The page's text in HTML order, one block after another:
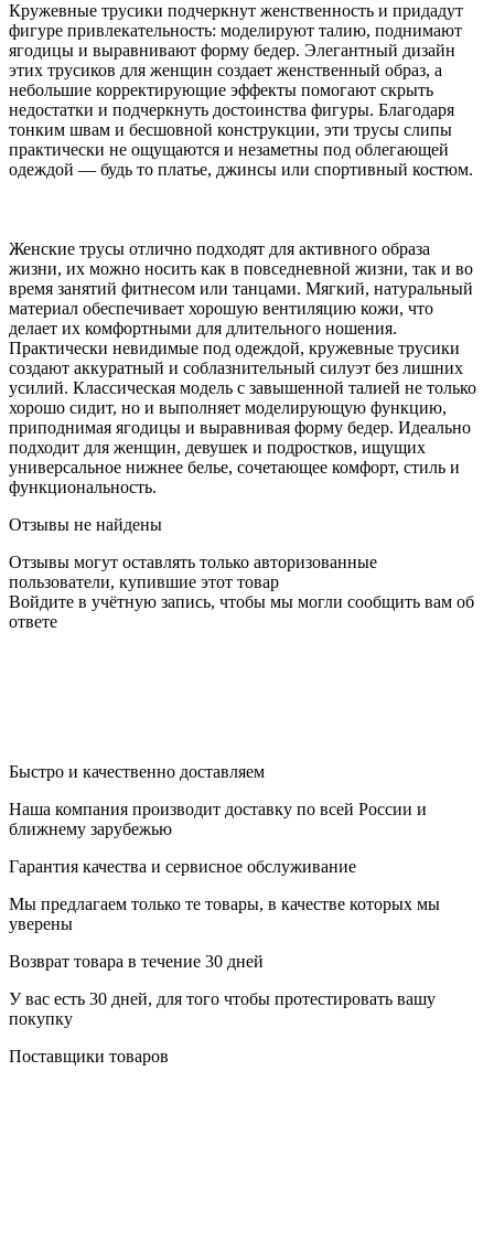
Кружевные трусики подчеркнут женственность и придадут
фигуре привлекательность: моделируют талию, поднимают
ягодицы и выравнивают форму бедер. Элегантный дизайн
этих трусиков для женщин создает женственный образ, а
небольшие корректирующие эффекты помогают скрыть
недостатки и подчеркнуть достоинства фигуры. Благодаря
тонким швам и бесшовной конструкции, эти трусы слипы
практически не ощущаются и незаметны под облегающей
одеждой — будь то платье, джинсы или спортивный костюм.
Женские трусы отлично подходят для активного образа
жизни, их можно носить как в повседневной жизни, так и во
время занятий фитнесом или танцами. Мягкий, натуральный
материал обеспечивает хорошую вентиляцию кожи, что
делает их комфортными для длительного ношения.
Практически невидимые под одеждой, кружевные трусики
создают аккуратный и соблазнительный силуэт без лишних
усилий. Классическая модель с завышенной талией не только
хорошо сидит, но и выполняет моделирующую функцию,
приподнимая ягодицы и выравнивая форму бедер. Идеально
подходит для женщин, девушек и подростков, ищущих
универсальное нижнее белье, сочетающее комфорт, стиль и
функциональность.
Отзывы не найдены
Отзывы могут оставлять только авторизованные
пользователи, купившие этот товар
Войдите в учётную запись, чтобы мы могли сообщить вам об
ответе
Быстро и качественно доставляем
Наша компания производит доставку по всей России и
ближнему зарубежью
Гарантия качества и сервисное обслуживание
Мы предлагаем только те товары, в качестве которых мы
уверены
Возврат товара в течение 30 дней
У вас есть 30 дней, для того чтобы протестировать вашу
покупку
Поставщики товаров